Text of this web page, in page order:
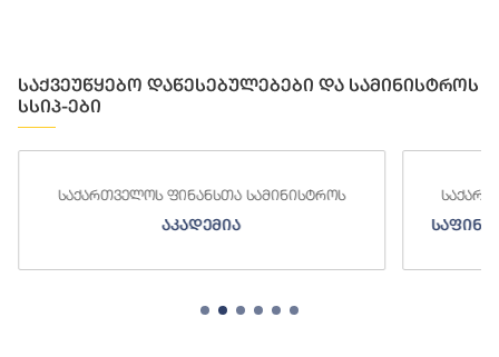
საქვეუწყებო დაწესებულებები და სამინისტროს
სსიპ-ები
საქართველოს ფინანსთა სამინისტროს
საფინანსო-ანალიტიკური სამსახური